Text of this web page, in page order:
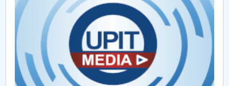
MENIU CANTINA
Hotărâri Senat din 18 mai 2020
Hotărâri Senat din 20 mai 2020